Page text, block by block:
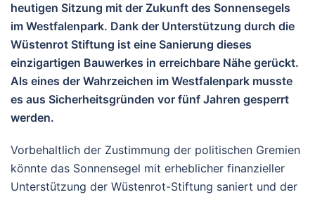
heutigen Sitzung mit der Zukunft des Sonnensegels
im Westfalenpark. Dank der Unterstützung durch die
Wüstenrot Stiftung ist eine Sanierung dieses
einzigartigen Bauwerkes in erreichbare Nähe gerückt.
Als eines der Wahrzeichen im Westfalenpark musste
es aus Sicherheitsgründen vor fünf Jahren gesperrt
werden.
Vorbehaltlich der Zustimmung der politischen Gremien
könnte das Sonnensegel mit erheblicher finanzieller
Unterstützung der Wüstenrot-Stiftung saniert und der